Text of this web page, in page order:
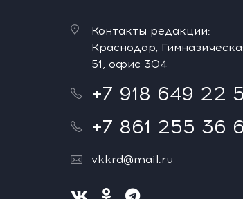
Контакты редакции:
Краснодар,
51, офис 304
+7 918 649 22
+7 861 255 36
vkkrd@mail.ru